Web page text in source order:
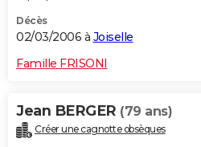
Décès
02/03/2006 à Joiselle
Famille FRISONI
Jean BERGER (79 ans)
Créer une cagnotte obsèques